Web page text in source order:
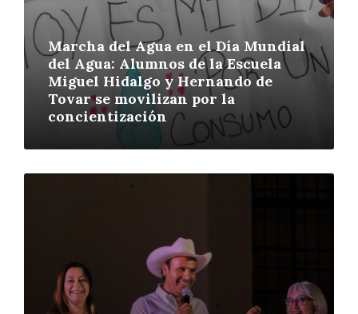
Marcha del Agua en el Día Mundial
del Agua: Alumnos de la Escuela
Miguel Hidalgo y Hernando de
Tovar se movilizan por la
concientización
More